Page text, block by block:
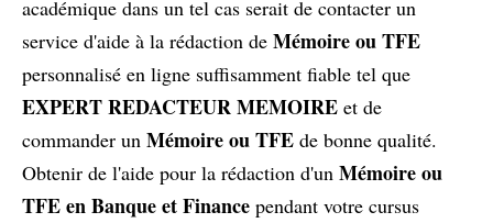
académique dans un tel cas serait de contacter un
service d'aide à la rédaction de Mémoire ou TFE
personnalisé en ligne suffisamment fiable tel que
EXPERT REDACTEUR MEMOIRE et de
commander un Mémoire ou TFE de bonne qualité.
Obtenir de l'aide pour la rédaction d'un Mémoire ou
TFE en Banque et Finance pendant votre cursus